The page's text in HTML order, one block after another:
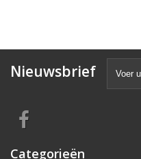
Nieuwsbrief
Categorieën